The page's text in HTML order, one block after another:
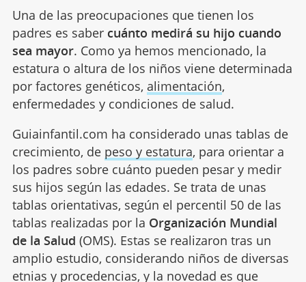
Una de las preocupaciones que tienen los
padres es saber cuánto medirá su hijo cuando
sea mayor. Como ya hemos mencionado, la
estatura o altura de los niños viene determinada
por factores genéticos, alimentación,
enfermedades y condiciones de salud.
Guiainfantil.com ha considerado unas tablas de
crecimiento, de peso y estatura, para orientar a
los padres sobre cuánto pueden pesar y medir
sus hijos según las edades. Se trata de unas
tablas orientativas, según el percentil 50 de las
tablas realizadas por la Organización Mundial
de la Salud (OMS). Estas se realizaron tras un
amplio estudio, considerando niños de diversas
etnias y procedencias, y la novedad es que